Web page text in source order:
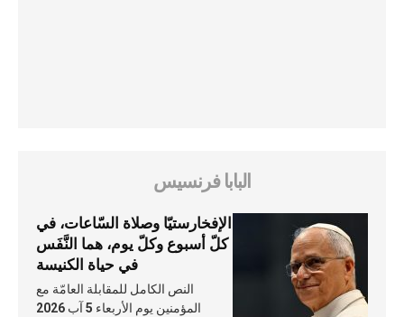
البابا فرنسيس
الإفخارستيّا وصلاة السّاعات، في
كلّ أسبوع وكلّ يوم، هما النَّفَس
في حياة الكنيسة
النص الكامل للمقابلة العامّة مع
المؤمنين يوم الأربعاء 5 آب 2026